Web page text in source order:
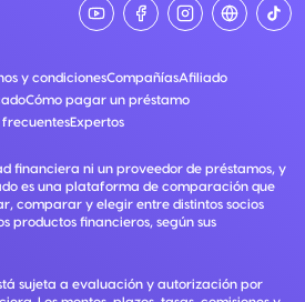
y condicionesCompañíasAfiliado
Cómo pagar un préstamo
frecuentesExpertos
financiera ni un proveedor de préstamos, y
es una plataforma de comparación que
comparar y elegir entre distintos socios
productos financieros, según sus
sujeta a evaluación y autorización por